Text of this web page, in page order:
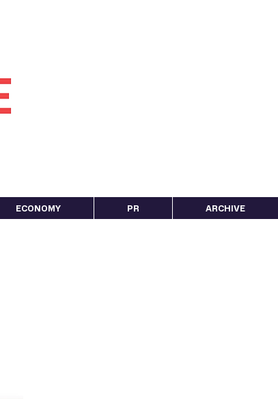
ECONOMY PR ARCHIVE